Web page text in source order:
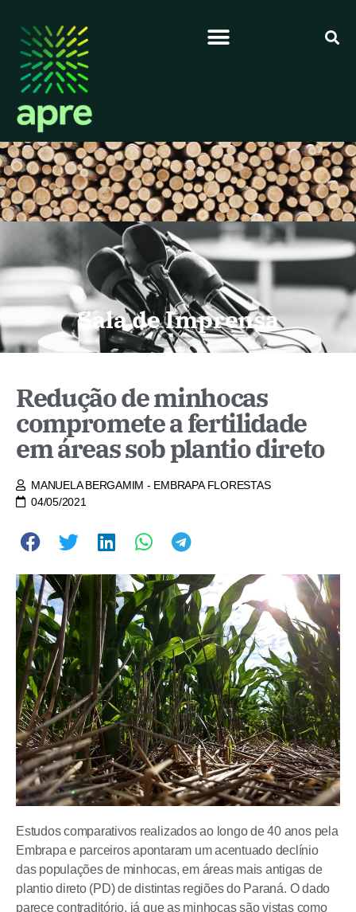
Sala de Imprensa
Redução de minhocas
compromete a fertilidade
em áreas sob plantio direto
MANUELA BERGAMIM - EMBRAPA FLORESTAS
04/05/2021
Estudos comparativos realizados ao longo de 40 anos pela
Embrapa e parceiros apontaram um acentuado declínio
das populações de minhocas, em áreas mais antigas de
plantio direto (PD) de distintas regiões do Paraná. O dado
parece contraditório, já que as minhocas são vistas como